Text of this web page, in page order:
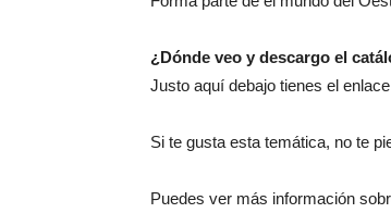
¿Dónde veo y descargo el
Justo aquí debajo tienes el
Si te gusta esta temática, no te
Puedes ver más información